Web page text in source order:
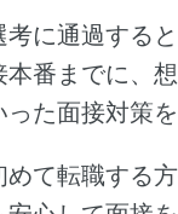
に通過する
番までに、
た面接対策を
めて転職する